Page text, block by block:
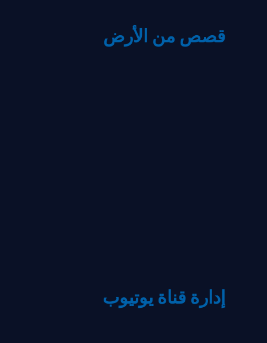
قصص من الأرض
إدارة قناة يوتيوب